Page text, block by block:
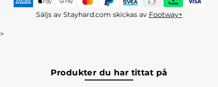
Säljs av Stayhard.com skickas av Footway+
>
Produkter du har tittat på